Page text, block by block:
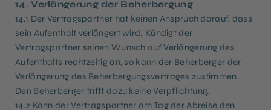
14. Verlängerung der Beherbergung
14.1 Der Vertragspartner hat keinen Anspruch darauf, dass
sein Aufenthalt verlängert wird. Kündigt der
Vertragspartner seinen Wunsch auf Verlängerung des
Aufenthalts rechtzeitig an, so kann der Beherberger der
Verlängerung des Beherbergungsvertrages zustimmen.
Den Beherberger trifft dazu keine Verpflichtung.
14.2 Kann der Vertragspartner am Tag der Abreise den